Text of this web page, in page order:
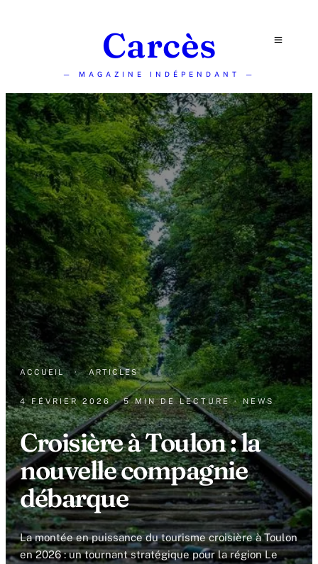
Carcès
— MAGAZINE INDÉPENDANT —
ACCUEIL · ARTICLES
4 FÉVRIER 2026 · 5 MIN DE LECTURE · NEWS
Croisière à Toulon : la
nouvelle compagnie
débarque
La montée en puissance du tourisme croisière à Toulon
en 2026 : un tournant stratégique pour la région Le